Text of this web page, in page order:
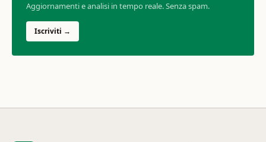
Aggiornamenti e analisi in tempo reale. Senza spam.
Iscriviti →